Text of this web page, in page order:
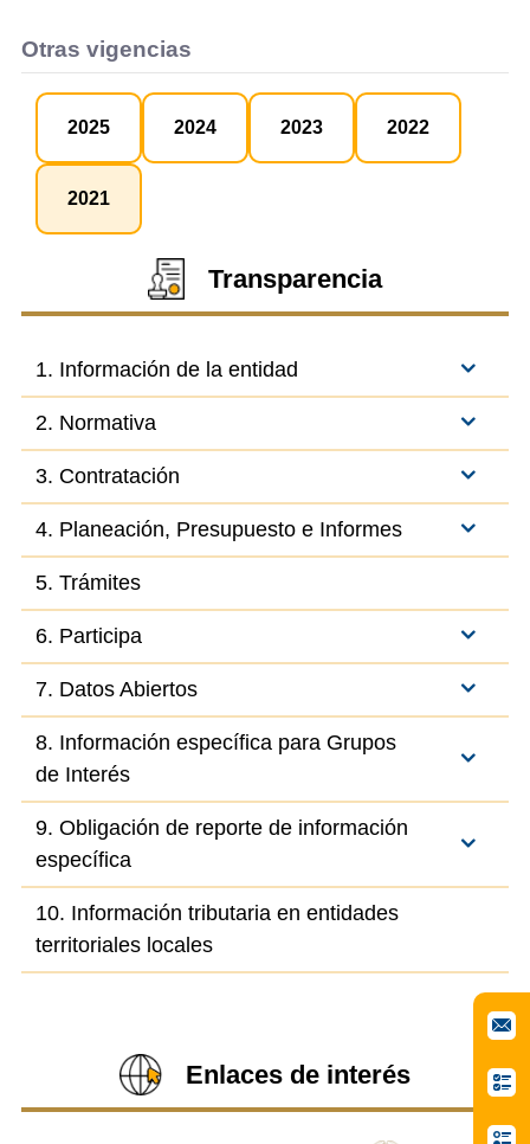
Otras vigencias
2025 2024 2023 2022
2021
Transparencia
1. Información de la entidad
2. Normativa
3. Contratación
4. Planeación, Presupuesto e Informes
5. Trámites
6. Participa
7. Datos Abiertos
8. Información específica para Grupos
de Interés
9. Obligación de reporte de información
específica
10. Información tributaria en entidades
territoriales locales
Enlaces de interés